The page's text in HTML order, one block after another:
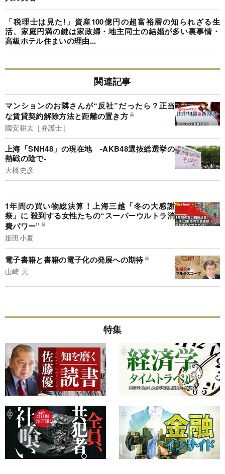
「税理士は見た!」資産100億円の超富裕層の知られざる生
活、家庭円満の鍵は家政婦・地主同士の結婚が多い裏事情・
高級ホテル住まいの理由...
関連記事
マンションのお隣さんが“反社”だったら？正当
な賃貸契約解除方法と距離の置き方
國安耕太［弁護士］
上海「SNH48」の現在地 -AKB48選抜総選挙の
熱戦の陰で-
大橋史彦
1年間の買い物総決算！上海三越「冬の大感謝
祭」に 殺到する女性たちの“スーパーウルトラ消
費パワー”
姫田小夏
電子書籍と書籍の電子化の発展への期待
山崎 元
特集